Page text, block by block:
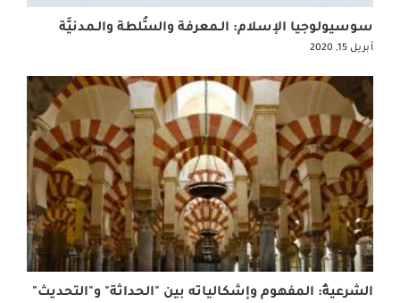
سوسيولوجيا الإسلام: الـمعرفة والسُّلطة والـمدنيَّة
أبريل 15, 2020
الشرعيةُ: المفهوم وإشكالياته بين "الحداثة" و"التحديث"